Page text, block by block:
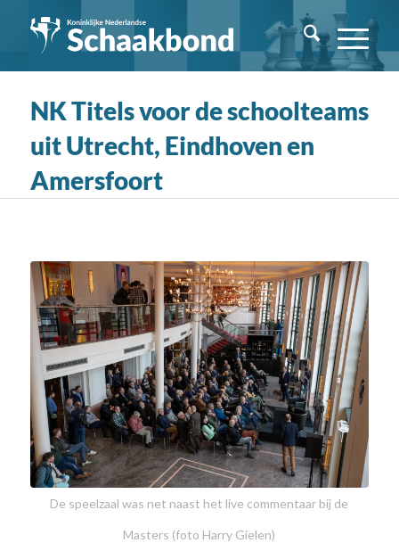
NK Titels voor de schoolteams
uit Utrecht, Eindhoven en
Amersfoort
De speelzaal was net naast het live commentaar bij de
Masters (foto Harry Gielen)